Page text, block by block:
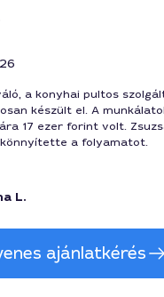
a konyhai pultos
készült el. A
17 ezer forint volt.
a folyamatot.
L.
ajánlatkérés